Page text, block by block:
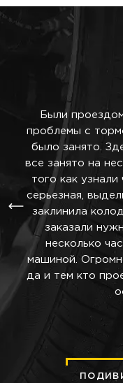
Были
проблемы с
было занято.
все занято на
того как
серьезная,
заклинила
заказали
несколько
машиной.
да и тем кто